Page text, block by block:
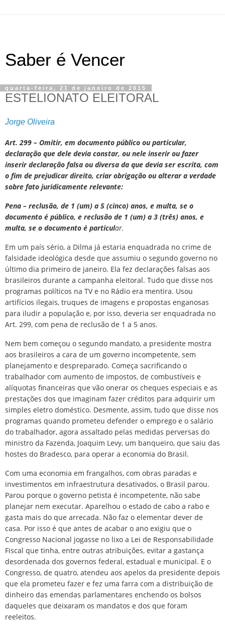
Saber é Vencer
quarta-feira, 21 de janeiro de 2015
ESTELIONATO ELEITORAL
Jorge Oliveira
Art. 299 – Omitir, em documento público ou particular,
declaração que dele devia constar, ou nele inserir ou fazer
inserir declaração falsa ou diversa da que devia ser escrita, com
o fim de prejudicar direito, criar obrigação ou alterar a verdade
sobre fato juridicamente relevante:
Pena – reclusão, de 1 (um) a 5 (cinco) anos, e multa, se o
documento é público, e reclusão de 1 (um) a 3 (três) anos, e
multa, se o documento é particular.
Em um país sério, a Dilma já estaria enquadrada no crime de
falsidade ideológica desde que assumiu o segundo governo no
último dia primeiro de janeiro. Ela fez declarações falsas aos
brasileiros durante a campanha eleitoral. Tudo que disse nos
programas políticos na TV e no Rádio era mentira. Usou
artifícios ilegais, truques de imagens e propostas enganosas
para iludir a população e, por isso, deveria ser enquadrada no
Art. 299, com pena de reclusão de 1 a 5 anos.
Nem bem começou o segundo mandato, a presidente mostra
aos brasileiros a cara de um governo incompetente, sem
planejamento e despreparado. Começa sacrificando o
trabalhador com aumento de impostos, de combustíveis e
alíquotas financeiras que vão onerar os cheques especiais e as
prestações dos que imaginam fazer créditos para adquirir um
simples eletro doméstico. Desmente, assim, tudo que disse nos
programas quando prometeu defender o emprego e o salário
do trabalhador, agora assaltado pelas medidas perversas do
ministro da Fazenda, Joaquim Levy, um banqueiro, que saiu das
hostes do Bradesco, para operar a economia do Brasil.
Com uma economia em frangalhos, com obras paradas e
investimentos em infraestrutura desativados, o Brasil parou.
Parou porque o governo petista é incompetente, não sabe
planejar nem executar. Aparelhou o estado de cabo a rabo e
gasta mais do que arrecada. Não faz o elementar dever de
casa. Por isso é que antes de acabar o ano exigiu que o
Congresso Nacional jogasse no lixo a Lei de Responsabilidade
Fiscal que tinha, entre outras atribuições, evitar a gastança
desordenada dos governos federal, estadual e municipal. E o
Congresso, de quatro, atendeu aos apelos da presidente depois
que ela prometeu fazer e fez uma farra com a distribuição de
dinheiro das emendas parlamentares enchendo os bolsos
daqueles que deixaram os mandatos e dos que foram
reeleitos.